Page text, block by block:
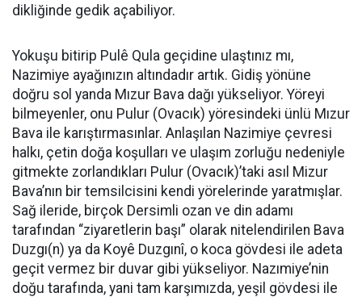
dikliğinde gedik açabiliyor.
Yokuşu bitirip Pulê Qula geçidine ulaştınız mı,
Nazimiye ayağınızın altındadır artık. Gidiş yönüne
doğru sol yanda Mızur Bava dağı yükseliyor. Yöreyi
bilmeyenler, onu Pulur (Ovacık) yöresindeki ünlü Mızur
Bava ile karıştırmasınlar. Anlaşılan Nazimiye çevresi
halkı, çetin doğa koşulları ve ulaşım zorluğu nedeniyle
gitmekte zorlandıkları Pulur (Ovacık)’taki asıl Mizur
Bava’nın bir temsilcisini kendi yörelerinde yaratmışlar.
Sağ ileride, birçok Dersimli ozan ve din adamı
tarafından “ziyaretlerin başı” olarak nitelendirilen Bava
Duzgı(n) ya da Koyê Duzgınî, o koca gövdesi ile adeta
geçit vermez bir duvar gibi yükseliyor. Nazımiye’nin
doğu tarafında, yani tam karşımızda, yeşil gövdesi ile